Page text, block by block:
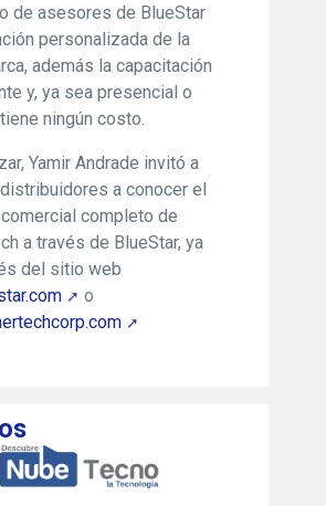
de asesores de BlueStar
personalizada de la
además la capacitación
y, ya sea presencial o
ningún costo.
Yamir Andrade invitó a
a conocer el
completo de
a través de BlueStar, ya
del sitio web
o